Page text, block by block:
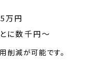
万円
に数千円〜
削減が可能です。